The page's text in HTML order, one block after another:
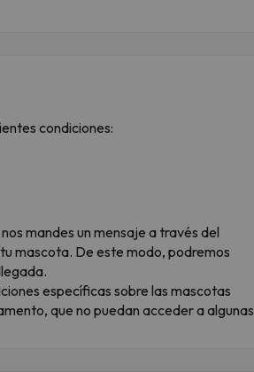
condiciones:
mandes un mensaje a través del
mascota. De este modo, podremos
específicas sobre las mascotas
que no puedan acceder a algunas